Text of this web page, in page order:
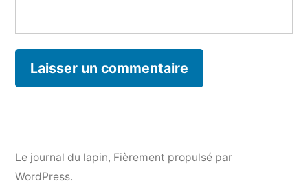
Le journal du lapin, Fièrement propulsé par
WordPress.